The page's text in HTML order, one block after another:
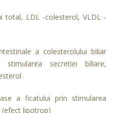
total, LDL -colesterol, VLDL -
a colesterolului biliar
stimularea secretiei biliare,
a ficatului prin stimularea
lipotrop)